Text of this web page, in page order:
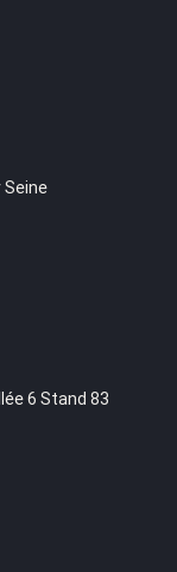
Seine
6 Stand 83